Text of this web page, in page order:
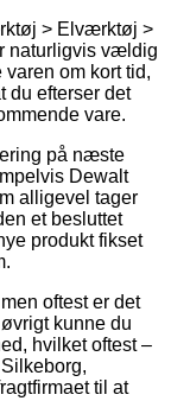
> Elværktøj >
naturligvis vældig
om kort tid,
du efterser det
vare.
på næste
Dewalt
alligevel tager
et besluttet
produkt fikset
oftest er det
kunne du
hvilket oftest –
til at